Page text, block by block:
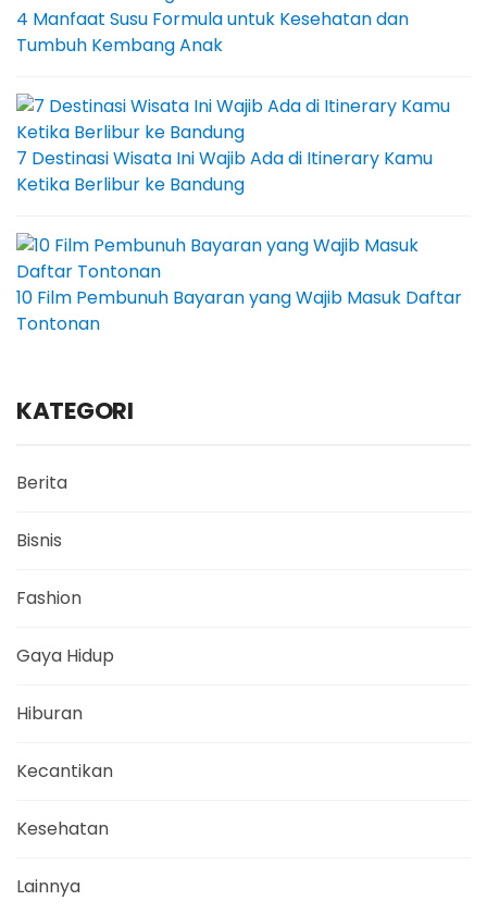
4 Manfaat Susu Formula untuk Kesehatan dan
Tumbuh Kembang Anak
7 Destinasi Wisata Ini Wajib Ada di Itinerary Kamu
Ketika Berlibur ke Bandung
10 Film Pembunuh Bayaran yang Wajib Masuk Daftar
Tontonan
KATEGORI
Berita
Bisnis
Fashion
Gaya Hidup
Hiburan
Kecantikan
Kesehatan
Lainnya